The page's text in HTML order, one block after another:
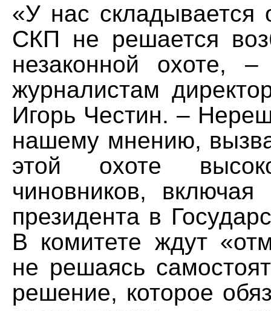
«У нас
СКП не решается
незаконной охоте,
журналистам
Игорь Честин. –
нашему мнению,
этой охоте
чиновников, включая
президента в
В комитете ждут
не решаясь
решение, которое